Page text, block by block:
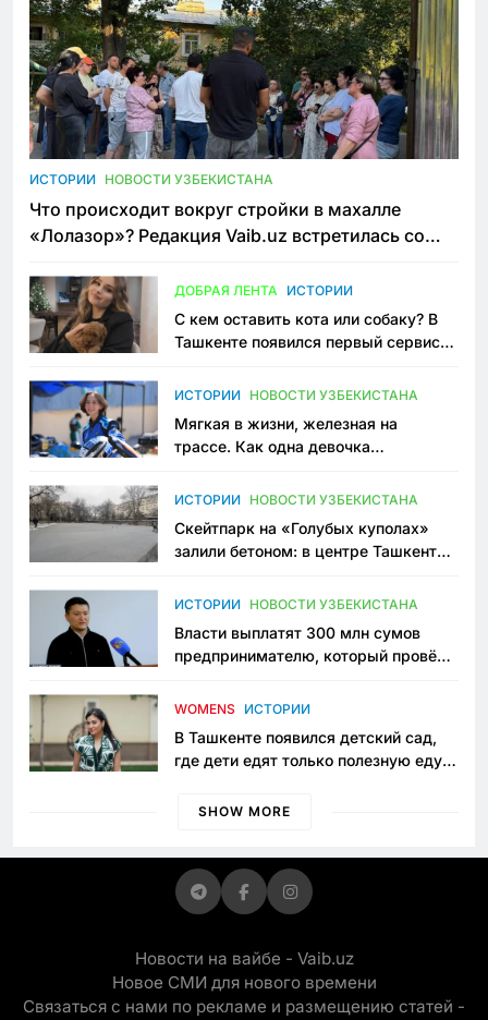
ИСТОРИИ НОВОСТИ УЗБЕКИСТАНА
Что происходит вокруг стройки в махалле
«Лолазор»? Редакция Vaib.uz встретилась со
ДОБРАЯ ЛЕНТА ИСТОРИИ
С кем оставить кота или собаку? В
Ташкенте появился первый сервис
ИСТОРИИ НОВОСТИ УЗБЕКИСТАНА
Мягкая в жизни, железная на
трассе. Как одна девочка
Узбекистане
ИСТОРИИ НОВОСТИ УЗБЕКИСТАНА
Скейтпарк на «Голубых куполах»
залили бетоном: в центре Ташкента
пространство
ИСТОРИИ НОВОСТИ УЗБЕКИСТАНА
Власти выплатят 300 млн сумов
предпринимателю, который провёл
приговору
WOMENS ИСТОРИИ
В Ташкенте появился детский сад,
где дети едят только полезную еду.
просить «кашу без сахара»
SHOW MORE
Новости на вайбе - Vaib.uz
Новое СМИ для нового времени
Связаться с нами по рекламе и размещению статей -